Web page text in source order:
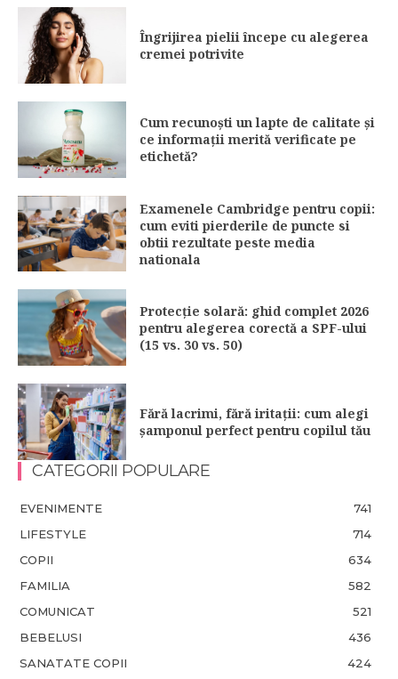
Îngrijirea pielii începe cu alegerea
cremei potrivite
Cum recunoști un lapte de calitate și
ce informații merită verificate pe
etichetă?
Examenele Cambridge pentru copii:
cum eviti pierderile de puncte si
obtii rezultate peste media
nationala
Protecție solară: ghid complet 2026
pentru alegerea corectă a SPF-ului
(15 vs. 30 vs. 50)
Fără lacrimi, fără iritații: cum alegi
șamponul perfect pentru copilul tău
CATEGORII POPULARE
EVENIMENTE
741
LIFESTYLE
714
COPII
634
FAMILIA
582
COMUNICAT
521
BEBELUSI
436
SANATATE COPII
424